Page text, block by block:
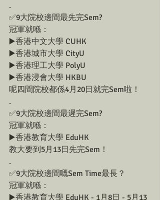
.
✅9大院校邊間最先完Sem?
冠軍就喺：
▶️香港中文大學 CUHK
▶️香港城市大學 CityU
▶️香港理工大學 PolyU
▶️香港浸會大學 HKBU
呢四間院校都係4月20日就完Sem啦！
.
✅9大院校邊間最遲完Sem?
冠軍就喺：
▶️香港教育大學 EduHK
教大要到5月13日先完Sem！
.
✅9大院校邊間嘅Sem Time最長？
冠軍就喺：
▶️香港教育大學 EduHK - 1月8日 - 5月13